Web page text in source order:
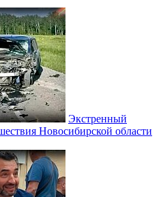
Экстренный
Новосибирской области